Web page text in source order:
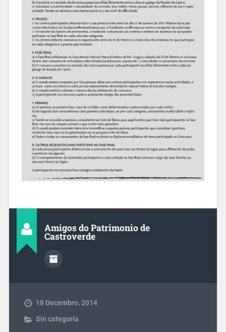
Amigos do Patrimonio de
Castroverde
18 Decembro, 2014
Sin categoría